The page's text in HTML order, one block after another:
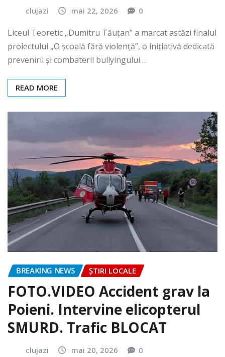
clujazi mai 22, 2026 0
Liceul Teoretic „Dumitru Tăuțan” a marcat astăzi finalul
proiectului „O școală fără violență”, o inițiativă dedicată
prevenirii și combaterii bullyingului…
READ MORE
BREAKING NEWS ȘTIRI LOCALE
FOTO.VIDEO Accident grav la
Poieni. Intervine elicopterul
SMURD. Trafic BLOCAT
clujazi mai 20, 2026 0